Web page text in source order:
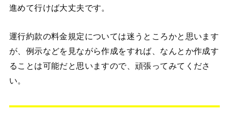
進めて行けば大丈夫です。
運行約款の料金規定については迷うところかと思います
が、例示などを見ながら作成をすれば、なんとか作成す
ることは可能だと思いますので、頑張ってみてくださ
い。